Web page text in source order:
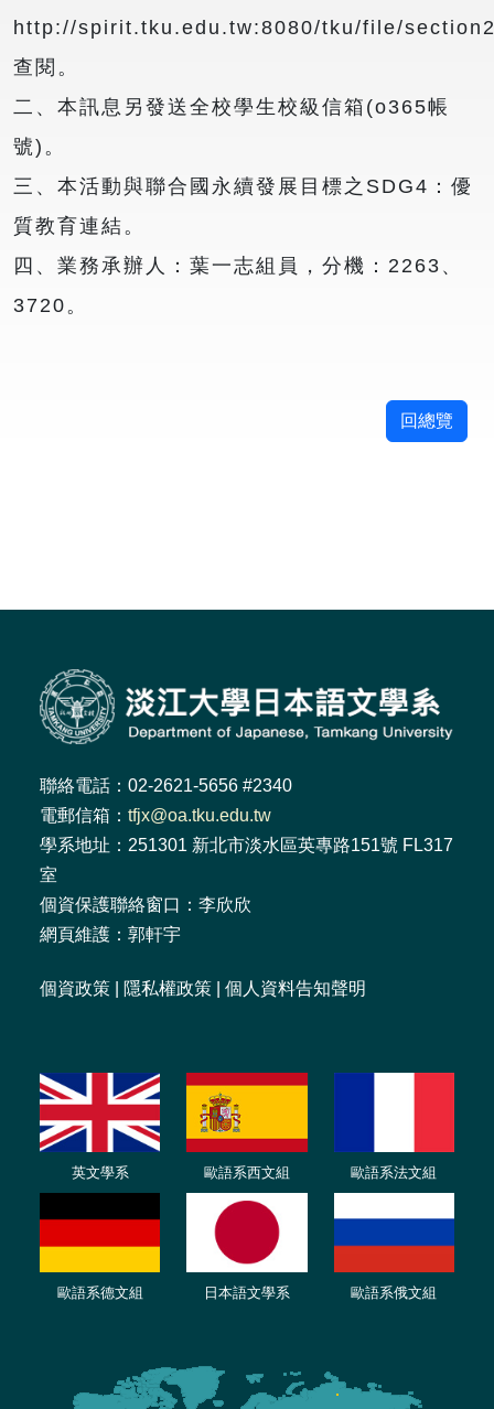
http://spirit.tku.edu.tw:8080/tku/file/
查閱。
二、本訊息另發送全校學生校級信箱(o365帳
號)。
三、本活動與聯合國永續發展目標之SDG4：優
質教育連結。
四、業務承辦人：葉一志組員，分機：2263、
3720。
回總覽
聯絡電話：02-2621-5656 #2340
電郵信箱： tfjx@oa.tku.edu.tw
學系地址：251301 新北市淡水區英專路151號 FL317
室
個資保護聯絡窗口：李欣欣
網頁維護：郭軒宇
個資政策 隱私權政策 個人資料告知聲明
英文學系 歐語系西文組 歐語系法文組
歐語系德文組 日本語文學系 歐語系俄文組